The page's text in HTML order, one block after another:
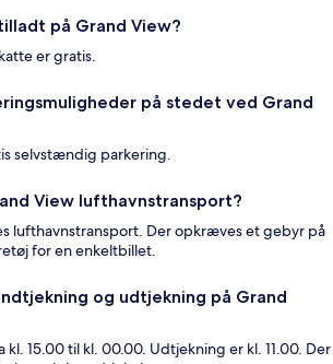
på Grand View?
er gratis.
på stedet ved Grand
selvstændig parkering.
View lufthavnstransport?
lufthavnstransport. Der opkræves et gebyr på
for en enkeltbillet.
og udtjekning på Grand
kl. 15.00 til kl. 00.00. Udtjekning er kl. 11.00. Der